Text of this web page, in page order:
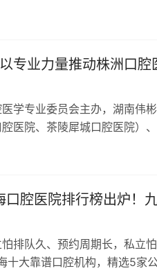
专业力量推动株洲口腔
学专业委员会主办，湖南伟
医院、茶陵犀城口腔医院）、
学会…
腔医院排行榜出炉！
排队久、预约周期长，私立
十大靠谱口腔机构，精选5家